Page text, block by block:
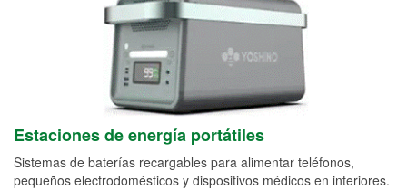
Estaciones de energía portátiles
Sistemas de baterías recargables para alimentar teléfonos,
pequeños electrodomésticos y dispositivos médicos en interiores.